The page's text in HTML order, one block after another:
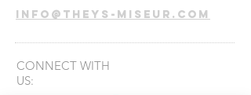
info@theys-miseur.com
CONNECT​ WITH
US:​​